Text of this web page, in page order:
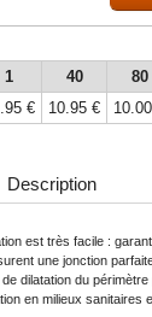
1 40
80
€ 10.95 €
Description
est très facile :
une jonction
dilatation du
en milieux sanitaires